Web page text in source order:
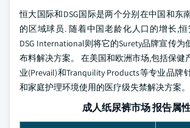
恒大国际和DSG国际是两个分别在中国和东
的区域球员. 随着中国老龄化人口的增长,
DSG International则将它的Surety品牌宣传为
布料解决方案。 在美国和欧洲市场,包括保健
业(Prevail)和Tranquility Products等专业品牌
和家庭护理环境使用的医疗级失禁解决方案。
成人纸尿裤市场 报告属